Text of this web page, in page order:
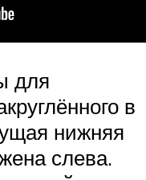
для
в
нижняя
слева.